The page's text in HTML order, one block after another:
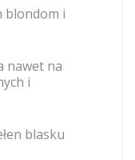
blondom i
nawet na
i
blasku